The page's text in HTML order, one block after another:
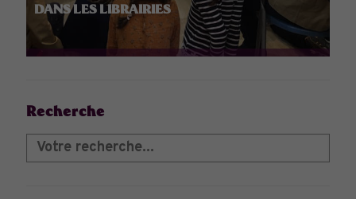
DANS LES LIBRAIRIES
Recherche